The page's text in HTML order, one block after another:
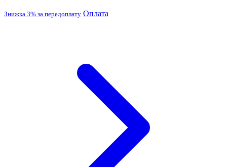
Знижка 3% за передоплату Оплата